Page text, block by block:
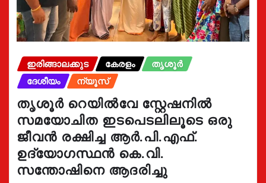
ഇരിങ്ങാലക്കുട കേരളം
തൃശൂർ
ദേശീയം
ന്യൂസ്
തൃശൂർ റെയിൽവേ സ്റ്റേഷനിൽ
സമയോചിത ഇടപെടലിലൂടെ ഒരു
ജീവൻ രക്ഷിച്ച ആർ.പി.എഫ്.
ഉദ്യോഗസ്ഥൻ കെ.വി.
സന്തോഷിനെ ആദരിച്ചു